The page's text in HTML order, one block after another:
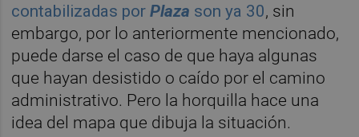
contabilizadas porPlaza son ya 30, sin
embargo, por lo anteriormente mencionado,
puede darse el caso de que haya algunas
que hayan desistido o caído por el camino
administrativo. Pero la horquilla hace una
idea del mapa que dibuja la situación.